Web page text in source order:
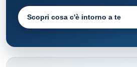
Scopri cosa c'è intorno a te